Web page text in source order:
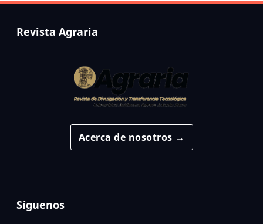
Revista Agraria
Acerca de nosotros →
Síguenos